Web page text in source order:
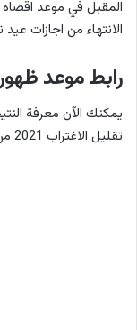
الانتهاء من اجازات
رابط موعد ظهور
يمكنك الآن معرفة
تقليل الاغتراب 2021 من خلال الخطوات التالية.